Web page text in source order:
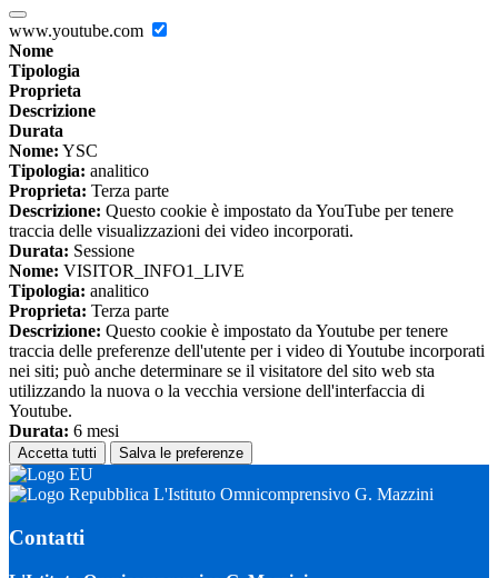
www.youtube.com
Nome
Tipologia
Proprieta
Descrizione
Durata
Nome: YSC
Tipologia: analitico
Proprieta: Terza parte
Descrizione: Questo cookie è impostato da YouTube per tenere
traccia delle visualizzazioni dei video incorporati.
Durata: Sessione
Nome: VISITOR_INFO1_LIVE
Tipologia: analitico
Proprieta: Terza parte
Descrizione: Questo cookie è impostato da Youtube per tenere
traccia delle preferenze dell'utente per i video di Youtube incorporati
nei siti; può anche determinare se il visitatore del sito web sta
utilizzando la nuova o la vecchia versione dell'interfaccia di
Youtube.
Durata: 6 mesi
Accetta tutti Salva le preferenze
L'Istituto Omnicomprensivo G. Mazzini
Contatti